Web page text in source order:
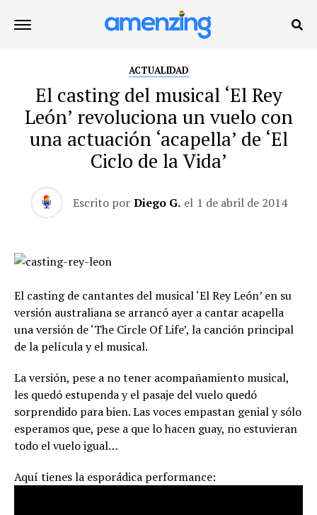
ACTUALIDAD
El casting del musical ‘El Rey
León’ revoluciona un vuelo con
una actuación ‘acapella’ de ‘El
Ciclo de la Vida’
Escrito por Diego G. el 1 de abril de 2014
El casting de cantantes del musical ‘El Rey León’ en su
versión australiana se arrancó ayer a cantar acapella
una versión de ‘The Circle Of Life’, la canción principal
de la película y el musical.
La versión, pese a no tener acompañamiento musical,
les quedó estupenda y el pasaje del vuelo quedó
sorprendido para bien. Las voces empastan genial y sólo
esperamos que, pese a que lo hacen guay, no estuvieran
todo el vuelo igual…
Aquí tienes la esporádica performance: